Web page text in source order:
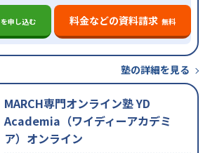
を申し込む 料金などの資料請求 無料
塾の詳細を見る
MARCH専門オンライン塾 YD
Academia（ワイディーアカデミ
ア）オンライン